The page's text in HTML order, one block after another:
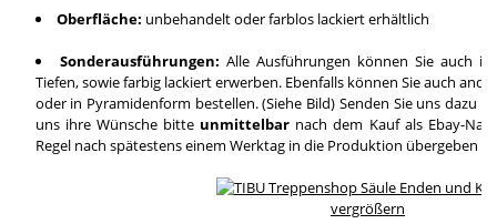
Oberfläche: unbehandelt oder farblos lackiert erhältlich
Sonderausführungen: Alle Ausführungen können Sie auch
Tiefen, sowie farbig lackiert erwerben. Ebenfalls können Sie auch
oder in Pyramidenform bestellen. (Siehe Bild) Senden Sie uns dazu
uns ihre Wünsche bitte unmittelbar nach dem Kauf als Ebay-
Regel nach spätestens einem Werktag in die Produktion übergeben
vergrößern